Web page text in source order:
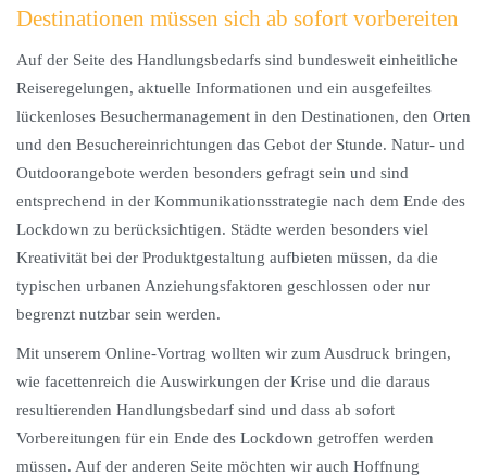
Destinationen müssen sich ab sofort vorbereiten
Auf der Seite des Handlungsbedarfs sind bundesweit einheitliche
Reiseregelungen, aktuelle Informationen und ein ausgefeiltes
lückenloses Besuchermanagement in den Destinationen, den Orten
und den Besuchereinrichtungen das Gebot der Stunde. Natur- und
Outdoorangebote werden besonders gefragt sein und sind
entsprechend in der Kommunikationsstrategie nach dem Ende des
Lockdown zu berücksichtigen. Städte werden besonders viel
Kreativität bei der Produktgestaltung aufbieten müssen, da die
typischen urbanen Anziehungsfaktoren geschlossen oder nur
begrenzt nutzbar sein werden.
Mit unserem Online-Vortrag wollten wir zum Ausdruck bringen,
wie facettenreich die Auswirkungen der Krise und die daraus
resultierenden Handlungsbedarf sind und dass ab sofort
Vorbereitungen für ein Ende des Lockdown getroffen werden
müssen. Auf der anderen Seite möchten wir auch Hoffnung